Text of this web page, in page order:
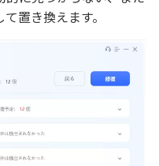
置き換えます。